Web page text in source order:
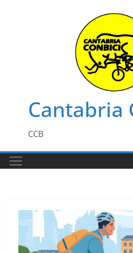
Cantabria
CCB